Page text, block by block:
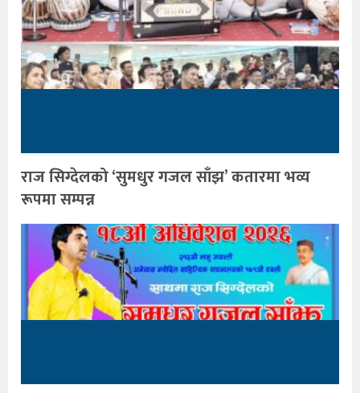
राज सिग्देलको ‘सुमधुर गजल साँझ’ कतारमा भव्य
रूपमा सम्पन्न